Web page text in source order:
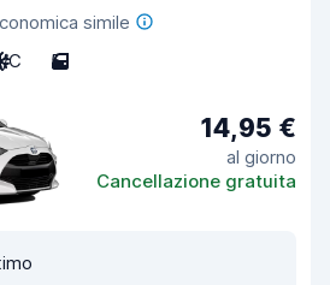
simile
C 5
14,95 €
al giorno
Cancellazione gratuita